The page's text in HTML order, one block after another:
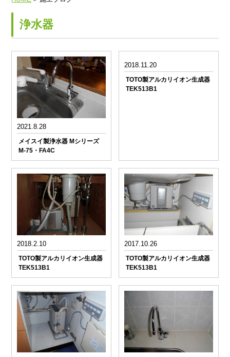
浄水器
2021.8.28
メイスイ製浄水器 Mシリーズ
M-75・FA4C
2018.11.20
TOTO製アルカリイオン生成器
TEK513B1
2018.2.10
TOTO製アルカリイオン生成器
TEK513B1
2017.10.26
TOTO製アルカリイオン生成器
TEK513B1